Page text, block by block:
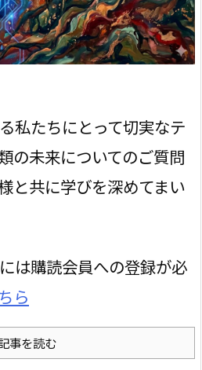
私たちにとって切実なテ
の未来についてのご質問
と共に学びを深めてまい
は購読会員への登録が必
ら
事を読む